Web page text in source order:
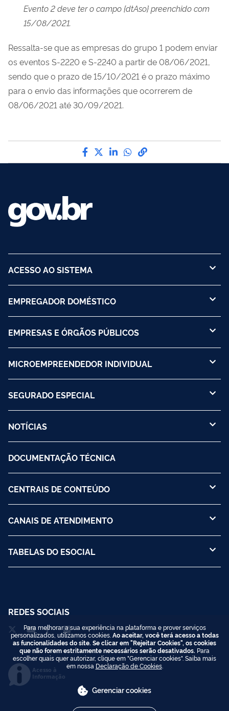
Evento 2 deve ter o campo {dtAso} preenchido com
15/08/2021.
Ressalta-se que as empresas do grupo 1 podem enviar
os eventos S-2220 e S-2240 a partir de 08/06/2021,
sendo que o prazo de 15/10/2021 é o prazo máximo
para o envio das informações que ocorrerem de
08/06/2021 até 30/09/2021.
Compartilhe por Facebook
Compartilhe por Twitter
Compartilhe por
Compartilhe por
link para Copiar
ACESSO AO SISTEMA
EMPREGADOR DOMÉSTICO
EMPRESAS E ÓRGÃOS PÚBLICOS
MICROEMPREENDEDOR INDIVIDUAL
SEGURADO ESPECIAL
NOTÍCIAS
DOCUMENTAÇÃO TÉCNICA
CENTRAIS DE CONTEÚDO
CANAIS DE ATENDIMENTO
TABELAS DO ESOCIAL
REDES SOCIAIS
Acesso à
Informação
Para melhorar a sua experiência na plataforma e prover serviços
personalizados, utilizamos cookies. Ao aceitar, você terá acesso a todas
as funcionalidades do site. Se clicar em "Rejeitar Cookies", os cookies
que não forem estritamente necessários serão desativados. Para
escolher quais quer autorizar, clique em "Gerenciar cookies". Saiba mais
em nossa Declaração de Cookies.
Gerenciar cookies